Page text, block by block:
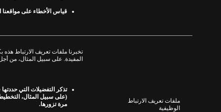
قياس الأخطاء على مواقعنا
ملفات تعريف الارتباط
الوظيفية
تخبرنا ملفات تعريف الارتباط
المفيدة. على سبيل المثال، من
تذكر التفضيلات التي
(على سبيل المثال،
مرة تزورها.